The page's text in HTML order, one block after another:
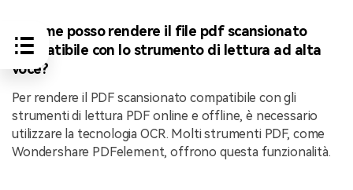
2. Come posso rendere il file pdf scansionato
compatibile con lo strumento di lettura ad alta
voce?
Per rendere il PDF scansionato compatibile con gli
strumenti di lettura PDF online e offline, è necessario
utilizzare la tecnologia OCR. Molti strumenti PDF, come
Wondershare PDFelement, offrono questa funzionalità.